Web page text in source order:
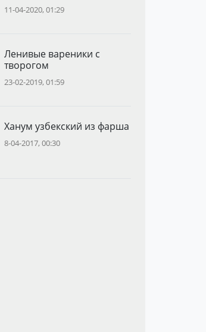
11-04-2020, 01:29
Ленивые вареники с
творогом
23-02-2019, 01:59
Ханум узбекский из фарша
8-04-2017, 00:30